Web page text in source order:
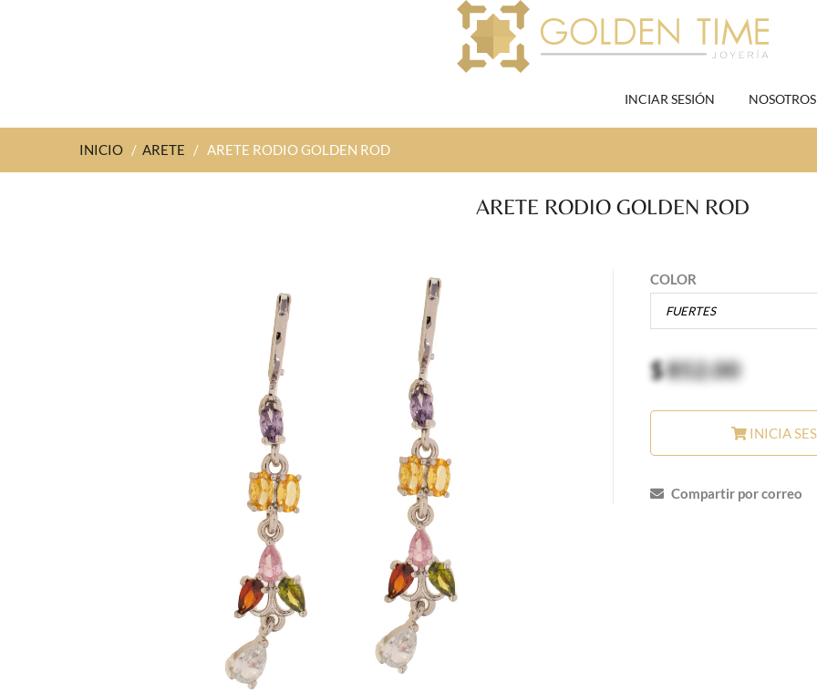
INCIAR SESIÓN NOSOTROS
INICIO / ARETE / ARETE RODIO GOLDEN ROD
ARETE RODIO GOLDEN ROD
COLOR
$852.00
INICIA
Compartir por correo